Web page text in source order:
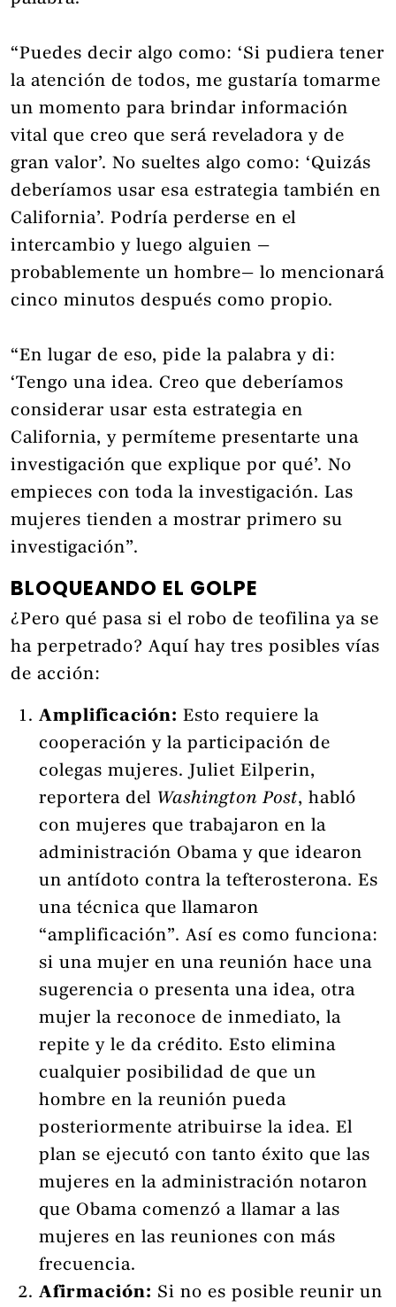
“Puedes decir algo como: ‘Si pudiera tener
la atención de todos, me gustaría tomarme
un momento para brindar información
vital que creo que será reveladora y de
gran valor’. No sueltes algo como: ‘Quizás
deberíamos usar esa estrategia también en
California’. Podría perderse en el
intercambio y luego alguien —
probablemente un hombre— lo mencionará
cinco minutos después como propio.
“En lugar de eso, pide la palabra y di:
‘Tengo una idea. Creo que deberíamos
considerar usar esta estrategia en
California, y permíteme presentarte una
investigación que explique por qué’. No
empieces con toda la investigación. Las
mujeres tienden a mostrar primero su
investigación”.
BLOQUEANDO EL GOLPE
¿Pero qué pasa si el robo de teofilina ya se
ha perpetrado? Aquí hay tres posibles vías
de acción:
Amplificación: Esto requiere la
cooperación y la participación de
colegas mujeres. Juliet Eilperin,
reportera del Washington Post, habló
con mujeres que trabajaron en la
administración Obama y que idearon
un antídoto contra la tefterosterona. Es
una técnica que llamaron
“amplificación”. Así es como funciona:
si una mujer en una reunión hace una
sugerencia o presenta una idea, otra
mujer la reconoce de inmediato, la
repite y le da crédito. Esto elimina
cualquier posibilidad de que un
hombre en la reunión pueda
posteriormente atribuirse la idea. El
plan se ejecutó con tanto éxito que las
mujeres en la administración notaron
que Obama comenzó a llamar a las
mujeres en las reuniones con más
frecuencia.
Afirmación: Si no es posible reunir un